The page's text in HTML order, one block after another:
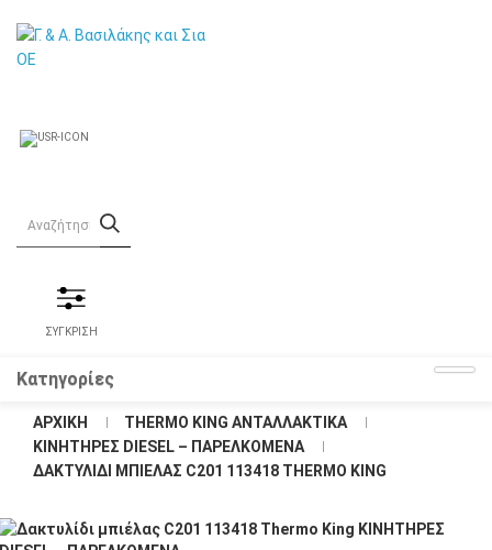
ΣΥΓΚΡΙΣΗ
Κατηγορίες
ΑΡΧΙΚΉ
THERMO KING ΑΝΤΑΛΛΑΚΤΙΚΑ
KΙΝΗΤΗΡΕΣ DIESEL – ΠΑΡΕΛΚΟΜΕΝΑ
ΔΑΚΤΥΛΊΔΙ ΜΠΙΈΛΑΣ C201 113418 THERMO KING